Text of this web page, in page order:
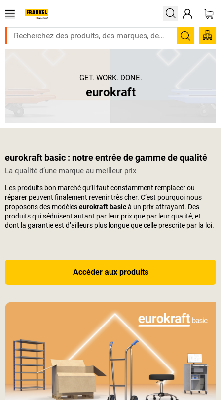
GET. WORK. DONE.
eurokraft
eurokraft basic : notre entrée de gamme de qualité
La qualité d’une marque au meilleur prix
Les produits bon marché qu’il faut constamment remplacer ou
réparer peuvent finalement revenir très cher. C’est pourquoi nous
proposons des modèleseurokraft basicà un prix attrayant. Des
produits qui séduisent autant par leur prix que par leur qualité, et
dont la garantie est d’ailleurs plus longue que celle prescrite par la loi.
Accéder aux produits